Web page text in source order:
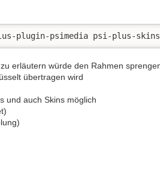
plugin-psimedia psi-plus-skins
erläutern würde den Rahmen
übertragen wird
und auch Skins möglich